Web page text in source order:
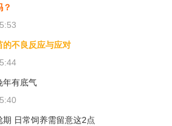
的不良反应与应对
年有底气
日常饲养需留意这2点